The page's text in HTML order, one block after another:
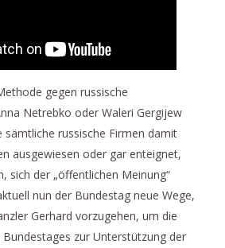
gegen russische
Netrebko oder Waleri Gergijew
russische Firmen damit
ausgewiesen oder gar enteignet,
sich der „öffentlichen Meinung“
nun der Bundestag neue Wege,
Gerhard vorzugehen, um die
Bundestages zur Unterstützung der